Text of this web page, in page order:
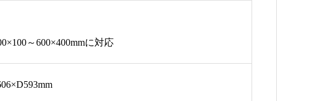
～600×400mmに対応